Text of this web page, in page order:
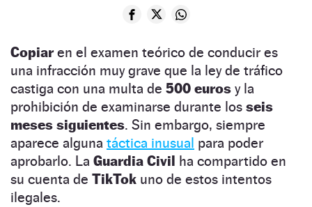
Copiaren el examen teórico de conducir es
una infracción muy grave que la ley de tráfico
castiga con una multa de 500 euros y la
prohibición de examinarse durante los seis
meses siguientes. Sin embargo, siempre
aparece alguna táctica inusual para poder
aprobarlo. La Guardia Civil ha compartido en
su cuenta de TikTok uno de estos intentos
ilegales.